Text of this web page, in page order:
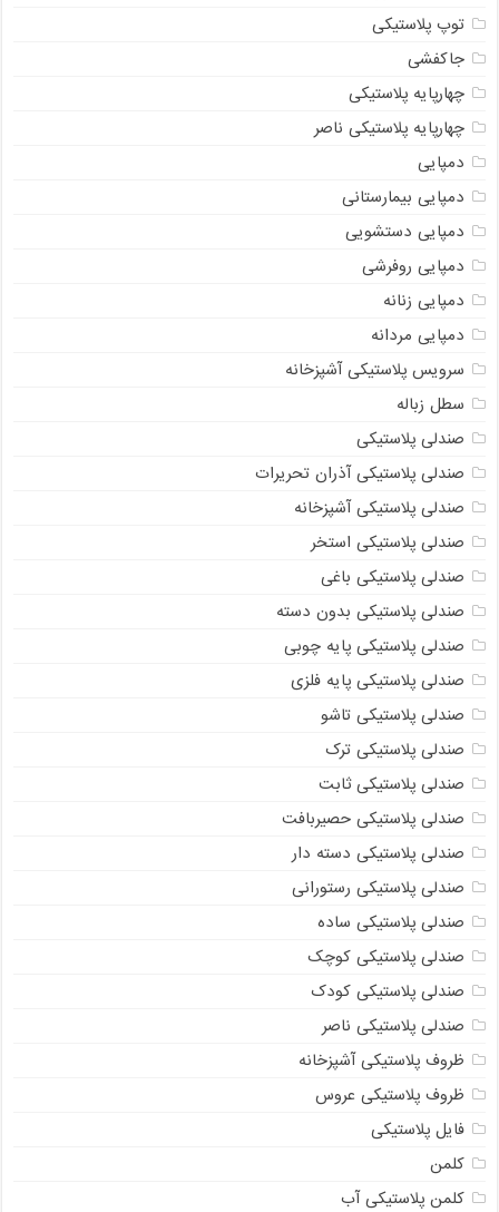
توپ پلاستیکی
جاکفشی
چهارپایه پلاستیکی
چهارپایه پلاستیکی ناصر
دمپایی
دمپایی بیمارستانی
دمپایی دستشویی
دمپایی روفرشی
دمپایی زنانه
دمپایی مردانه
سرویس پلاستیکی آشپزخانه
سطل زباله
صندلی پلاستیکی
صندلی پلاستیکی آذران تحریرات
صندلی پلاستیکی آشپزخانه
صندلی پلاستیکی استخر
صندلی پلاستیکی باغی
صندلی پلاستیکی بدون دسته
صندلی پلاستیکی پایه چوبی
صندلی پلاستیکی پایه فلزی
صندلی پلاستیکی تاشو
صندلی پلاستیکی ترک
صندلی پلاستیکی ثابت
صندلی پلاستیکی حصیربافت
صندلی پلاستیکی دسته دار
صندلی پلاستیکی رستورانی
صندلی پلاستیکی ساده
صندلی پلاستیکی کوچک
صندلی پلاستیکی کودک
صندلی پلاستیکی ناصر
ظروف پلاستیکی آشپزخانه
ظروف پلاستیکی عروس
فایل پلاستیکی
کلمن
کلمن پلاستیکی آب